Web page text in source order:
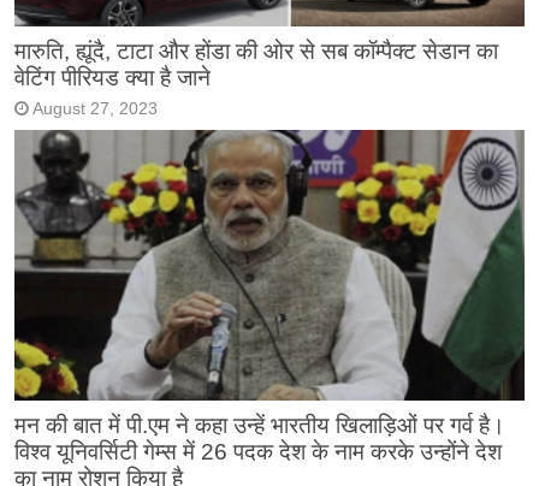
मारुति, ह्यूंदै, टाटा और होंडा की ओर से सब कॉम्पैक्ट सेडान का
वेटिंग पीरियड क्या है जाने
August 27, 2023
मन की बात में पी.एम ने कहा उन्हें भारतीय खिलाड़िओं पर गर्व है।
विश्व यूनिवर्सिटी गेम्स में 26 पदक देश के नाम करके उन्होंने देश
का नाम रोशन किया है